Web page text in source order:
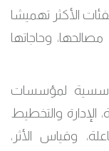
الأكثر تهميشا
وحاجاتها
لمؤسسات
الإدارة والتخطيط
وقياس الأثر،